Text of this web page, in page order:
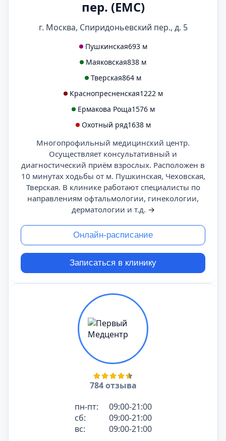
пер. (ЕМС)
г. Москва, Спиридоньевский пер., д. 5
Пушкинская693 м
Маяковская838 м
Тверская864 м
Краснопресненская1222 м
Ермакова Роща1576 м
Охотный ряд1638 м
Многопрофильный медицинский центр.
Осуществляет консультативный и
диагностический приём взрослых. Расположен в
10 минутах ходьбы от м. Пушкинская, Чеховская,
Тверская. В клинике работают специалисты по
направлениям офтальмологии, гинекологии,
дерматологии и т.д. →
Онлайн-расписание
Записаться в клинику
784 отзыва
пн-пт:
09:00-21:00
сб:
09:00-21:00
вс:
09:00-21:00